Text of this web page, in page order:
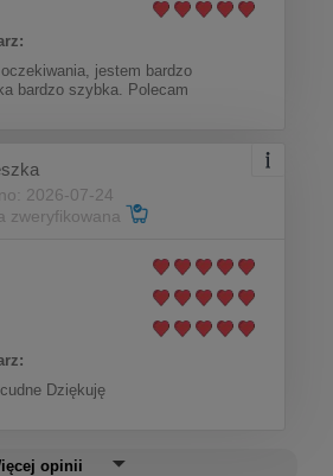
kwiatki zdobione
Preciosa (P14528AG)
Do koszyka
oczekiwania, jestem bardzo
bardzo szybka. Polecam
2026-07-24
zweryfikowana
Dziękuję
opinii